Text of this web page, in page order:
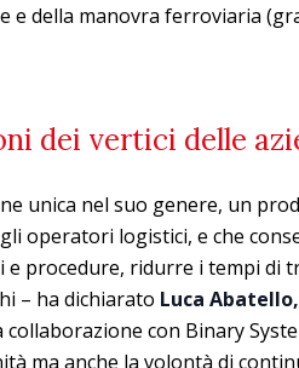
e della manovra ferroviaria
dei vertici delle
unica nel suo genere, un
operatori logistici, e che
e procedure, ridurre i tempi di
– ha dichiarato Luca
con Binary
ma anche la volontà di